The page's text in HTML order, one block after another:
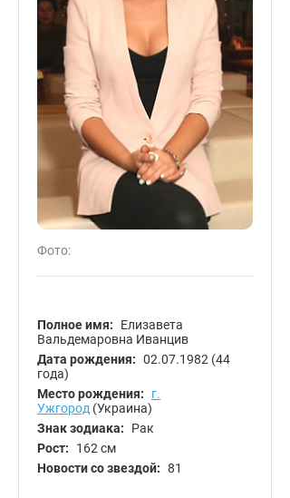
Фото:
Полное имя:
Елизавета
Вальдемаровна Иванцив
Дата рождения: 02.07.1982 (44
года)
Место рождения:
г.
Ужгород (Украина)
Знак зодиака:
Рак
Рост:
162 см
Новости со звездой: 81